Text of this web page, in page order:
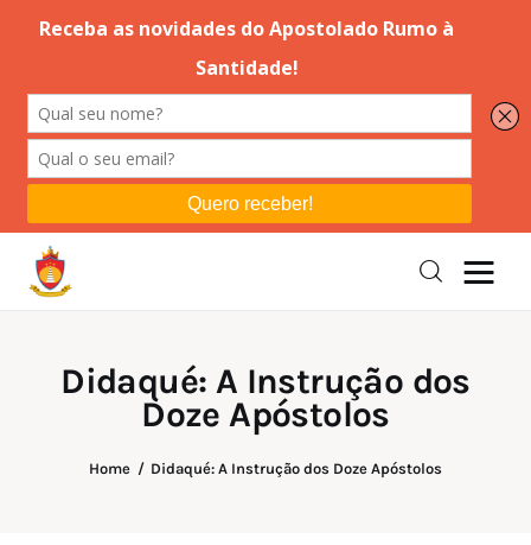
Didaqué: A Instrução dos
Doze Apóstolos
Home Didaqué: A Instrução dos Doze Apóstolos
Editorial
Orações
Espiritualidade
Catolicismo